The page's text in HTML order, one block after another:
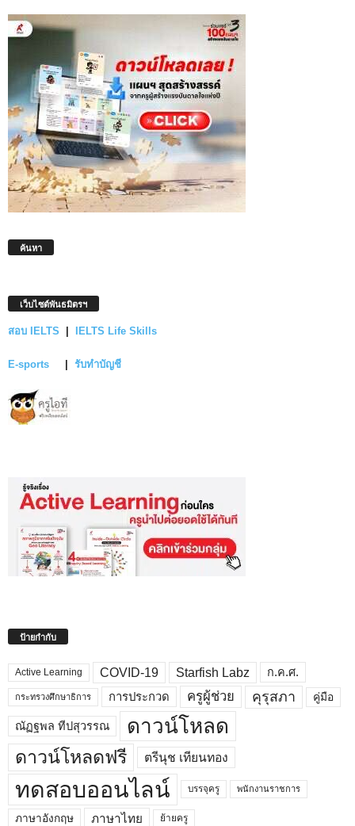
ค้นหา
เว็บไซต์พันธมิตรฯ
สอบ IELTS | IELTS Life Skills
E-sports | รับทำบัญชี
ป้ายกำกับ
Active Learning COVID-19 Starfish Labz ก.ค.ศ.
กระทรวงศึกษาธิการ การประกวด ครูผู้ช่วย คุรุสภา คู่มือ
ณัฏฐพล ทีปสุวรรณ ดาวน์โหลด
ดาวน์โหลดฟรี ตรีนุช เทียนทอง
ทดสอบออนไลน์ บรรจุครู พนักงานราชการ
ภาษาอังกฤษ ภาษาไทย ย้ายครู